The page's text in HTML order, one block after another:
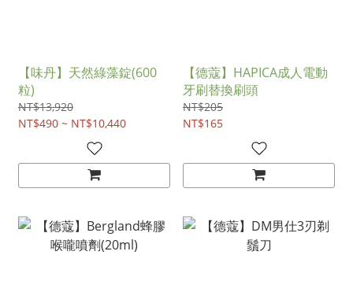
【味丹】天然綠藻錠(600
粒)
NT$13,920
NT$490 ~ NT$10,440
【德蔻】HAPICA成人電動
牙刷替換刷頭
NT$205
NT$165